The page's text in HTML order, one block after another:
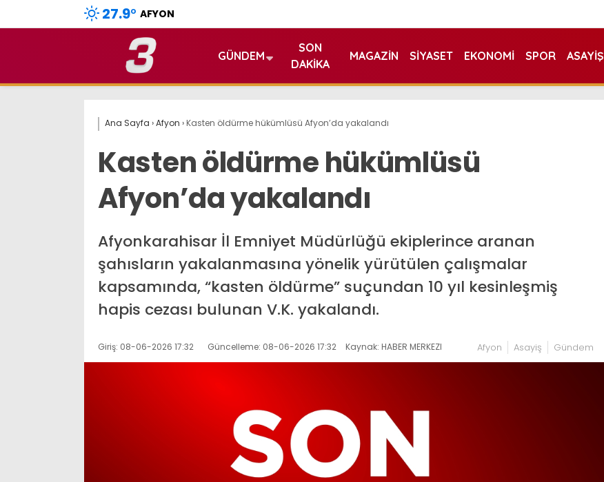
27.9° AFYON
GÜNDEM
SON
DAKIKA
MAGAZIN SIYASET EKONOMI SPOR ASAYIŞ
Ana Sayfa ›Afyon › Kasten öldürme hükümlüsü Afyon’da yakalandı
Kasten öldürme hükümlüsü
Afyon’da yakalandı
Afyonkarahisar İl Emniyet Müdürlüğü ekiplerince aranan
şahısların yakalanmasına yönelik yürütülen çalışmalar
kapsamında, “kasten öldürme” suçundan 10 yıl kesinleşmiş
hapis cezası bulunan V.K. yakalandı.
Giriş: 08-06-2026 17:32 Güncelleme: 08-06-2026 17:32 Kaynak: HABER MERKEZI Afyon Asayiş Gündem